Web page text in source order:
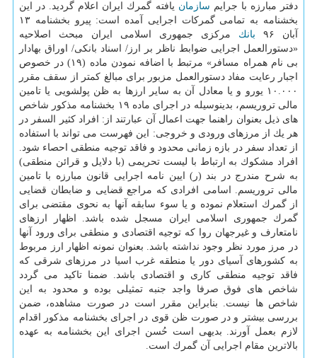
دفتر مبارزه با جرایم سازمان یافته گمرك ایران اعلام گردید. در این
بخشنامه به تمامی گمركات اجرایی آمده است: پیرو بخشنامه ۱۳
آبان ۹۶
بانك مركزی جمهوری اسلامی ایران مبحث اصلاحیه
«دستورالعمل اجرایی ضوابط ناظر بر ارز/ اسناد بانكی/ اوراق بهادار
بی نام همراه مسافر» مرتبط با اضافه نمودن ماده (۱۹) در خصوص
اجبار رعایت مفاد دستورالعمل مزبور برای مبالغ كمتر از سقف مقرر
۱۰.۰۰۰ یورو و یا معادل آن به سایر ارزها به ظن پولشویی یا تامین
مالی تروریسم، بدینوسیله در اجرای ماده ۱۹ بخشنامه مذكور شاخص
های ذیل بعنوان راهنما جهت اعمال آن عبارتند از: افراد كثیر السفر در
هر یك از مرزهای ورودی و خروجی: این فهرست می تواند با استفاده
از تعداد سفر در بازه زمانی محدود و فاقد توجیه منطقی احصاء شود.
افراد مشكوك به ارتباط با لیست تحریمی (با دلایل و قرائن منطقی)
به شرح مندرج در بند (ر) ایین نامه اجرایی قانون مبارزه با تامین
مالی تروریسم. اسامی افرادی كه مراجع قضایی و ضابطان قضایی
از گمرك استعلام نموده و یا سوء سابقه آنها به نحوی مقتضی برای
گمرك جمهوری اسلامی ایران مسجل شده باشد. اظهار ارزهای
نامتعارف و غیرجهان روا كه توجیه اقتصادی و منطقی برای ورود آنها
در مرز مورد نظر وجود نداشته باشد. بعنوان نمونه اظهار ارز مربوط
به كشورهای آسیای دور یا منطقه غرب اسیا در مرزهای شرقی كه
فاقد توجیه منطقی كاری و اقتصادی باشد. ضمنا تاكید می گردد
شاخص های فوق صرفا واجد جنبه تمثیلی بوده و محدود به این
شاخص ها نیست. بنابراین مقرر است در صورت مشاهده، ضمن
بررسی بیشتر و در صورت ظن قوی در اجرای بخشنامه مذكور اقدام
لازم بعمل آورند. بدیهی است حُسن اجرای این بخشنامه به عهده
بالاترین مقام اجرایی آن گمرك است.